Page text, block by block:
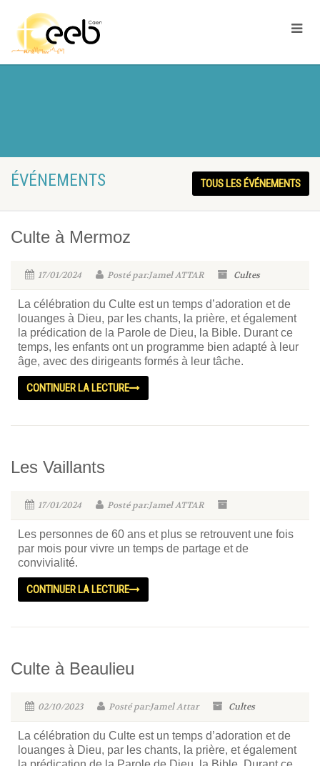
ÉVÉNEMENTS TOUS LES ÉVÉNEMENTS
Culte à Mermoz
17/01/2024 Posté par:Jamel ATTAR Cultes
La célébration du Culte est un temps d’adoration et de
louanges à Dieu, par les chants, la prière, et également
la prédication de la Parole de Dieu, la Bible. Durant ce
temps, les enfants ont un programme bien adapté à leur
âge, avec des dirigeants formés à leur tâche.
CONTINUER LA LECTURE
Les Vaillants
17/01/2024 Posté par:Jamel ATTAR
Les personnes de 60 ans et plus se retrouvent une fois
par mois pour vivre un temps de partage et de
convivialité.
CONTINUER LA LECTURE
Culte à Beaulieu
02/10/2023 Posté par:Jamel Attar Cultes
La célébration du Culte est un temps d’adoration et de
louanges à Dieu, par les chants, la prière, et également